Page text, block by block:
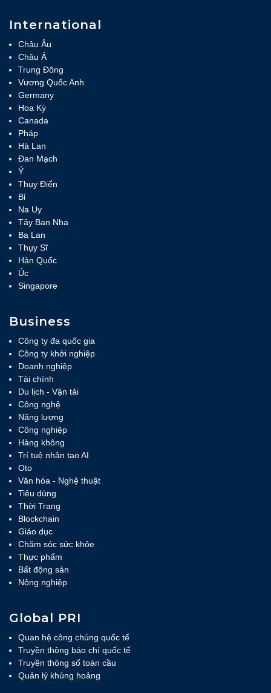
International
Châu Âu
Châu Á
Trung Đông
Vương Quốc Anh
Germany
Hoa Kỳ
Canada
Pháp
Hà Lan
Đan Mạch
Ý
Thụy Điển
Bỉ
Na Uy
Tây Ban Nha
Ba Lan
Thụy Sĩ
Hàn Quốc
Úc
Singapore
Business
Công ty đa quốc gia
Công ty khởi nghiệp
Doanh nghiệp
Tài chính
Du lịch - Vận tải
Công nghệ
Năng lượng
Công nghiệp
Hàng không
Trí tuệ nhân tạo AI
Oto
Văn hóa - Nghệ thuật
Tiêu dùng
Thời Trang
Blockchain
Giáo dục
Chăm sóc sức khỏe
Thực phẩm
Bất động sản
Nông nghiệp
Global PRI
Quan hệ công chúng quốc tế
Truyền thông báo chí quốc tế
Truyền thông số toàn cầu
Quản lý khủng hoảng